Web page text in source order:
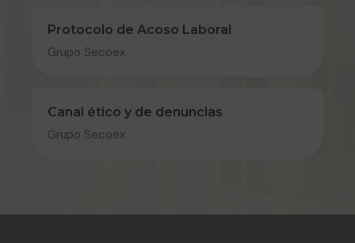
Protocolo de Acoso Laboral
Grupo Secoex
Canal ético y de denuncias
Grupo Secoex